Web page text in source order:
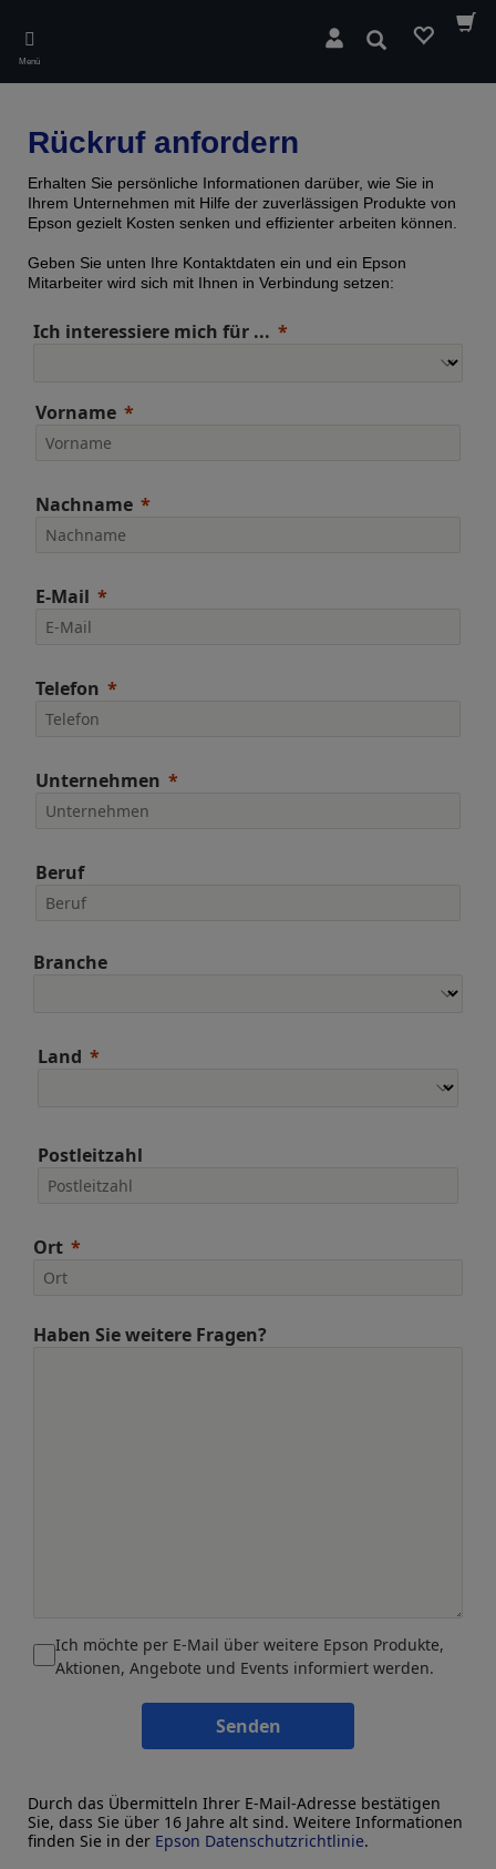
main
content
Menü
Suchen
Rückruf anfordern
Erhalten Sie persönliche Informationen darüber, wie Sie in
Ihrem Unternehmen mit Hilfe der zuverlässigen Produkte von
Epson gezielt Kosten senken und effizienter arbeiten können.
Geben Sie unten Ihre Kontaktdaten ein und ein Epson
Mitarbeiter wird sich mit Ihnen in Verbindung setzen:
Ich interessiere mich für ...
Vorname
Nachname
E-Mail
Telefon
Unternehmen
Beruf
Branche
Land
Postleitzahl
Ort
Haben Sie weitere Fragen?
Ich möchte per E-Mail über weitere Epson Produkte,
Aktionen, Angebote und Events informiert werden.
Senden
Durch das Übermitteln Ihrer E-Mail-Adresse bestätigen
Sie, dass Sie über 16 Jahre alt sind. Weitere Informationen
finden Sie in der Epson Datenschutzrichtlinie.